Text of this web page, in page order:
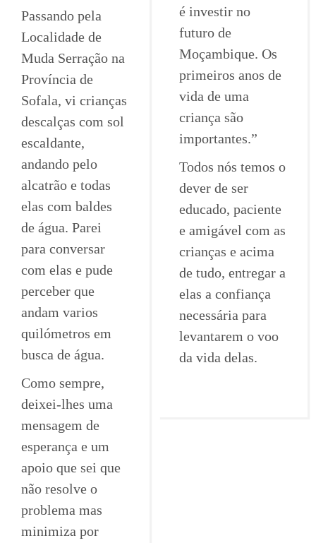
é investir no
futuro de
Moçambique. Os
primeiros anos de
vida de uma
criança são
importantes.”
Todos nós temos o
dever de ser
educado, paciente
e amigável com as
crianças e acima
de tudo, entregar a
elas a confiança
necessária para
levantarem o voo
da vida delas.
Passando pela
Localidade de
Muda Serração na
Província de
Sofala, vi crianças
descalças com sol
escaldante,
andando pelo
alcatrão e todas
elas com baldes
de água. Parei
para conversar
com elas e pude
perceber que
andam varios
quilómetros em
busca de água.
Como sempre,
deixei-lhes uma
mensagem de
esperança e um
apoio que sei que
não resolve o
problema mas
minimiza por